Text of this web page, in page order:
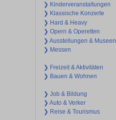
❯ Kinderveranstaltungen
❯ Klassische Konzerte
❯ Hard & Heavy
❯ Opern & Operetten
❯ Ausstellungen & Museen
❯ Messen
❯ Freizeit & Aktivitäten
❯ Bauen & Wohnen
❯ Job & Bildung
❯ Auto & Verker
❯ Reise & Tourismus